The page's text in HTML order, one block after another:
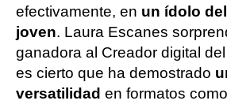
efectivamente, en un ídolo
joven. Laura Escanes
ganadora al Creador digital
es cierto que ha demostrado
versatilidad en formatos